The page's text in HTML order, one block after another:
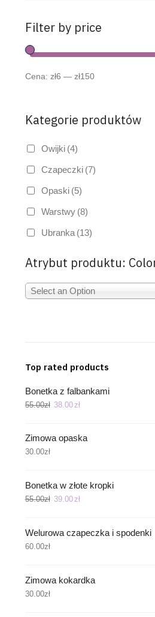
Filter by price
Cena: zł6 — zł150
Kategorie produktów
Owijki (4)
Czapeczki (7)
Opaski (5)
Warstwy (8)
Ubranka (13)
Atrybut produktu:
Select an Option
Top rated products
Bonetka z falbankami
55.00zł 38.00 zł
Zimowa opaska
30.00zł
Bonetka w złote kropki
55.00zł 39.00zł
Welurowa czapeczka i spodenki
60.00zł
Zimowa kokardka
30.00zł